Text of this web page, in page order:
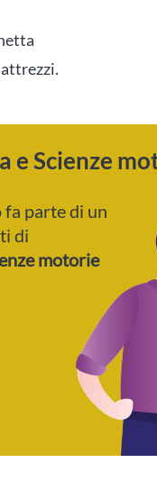
e Scienze
parte di un
di
motorie